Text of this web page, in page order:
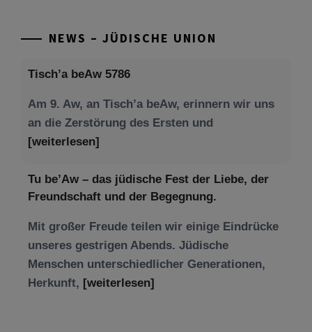
NEWS – JÜDISCHE UNION
Tisch’a beAw 5786
Am 9. Aw, an Tisch’a beAw, erinnern wir uns
an die Zerstörung des Ersten und
[weiterlesen]
Tu be’Aw – das jüdische Fest der Liebe, der
Freundschaft und der Begegnung.
Mit großer Freude teilen wir einige Eindrücke
unseres gestrigen Abends. Jüdische
Menschen unterschiedlicher Generationen,
Herkunft, [weiterlesen]